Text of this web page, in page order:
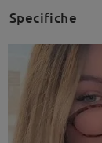
Specifiche